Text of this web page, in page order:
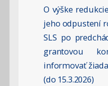
O výške
jeho odpustení
SLS po
grantovou
informovať
(do 15.3.2026)